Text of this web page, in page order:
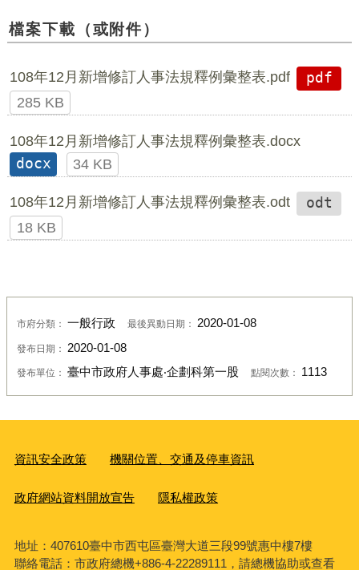
檔案下載（或附件）
108年12月新增修訂人事法規釋例彙整表.pdf
pdf
285 KB
108年12月新增修訂人事法規釋例彙整表.docx
docx
34 KB
108年12月新增修訂人事法規釋例彙整表.odt
odt
18 KB
市府分類： 一般行政 最後異動日期： 2020-01-08
發布日期： 2020-01-08
發布單位： 臺中市政府人事處‧企劃科第一股 點閱次數： 1113
資訊安全政策 機關位置、交通及停車資訊
政府網站資料開放宣告 隱私權政策
地址：407610臺中市西屯區臺灣大道三段99號惠中樓7樓
聯絡電話：市政府總機+886-4-22289111，請總機協助或查看